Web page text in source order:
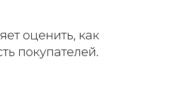
оценить, как
покупателей.